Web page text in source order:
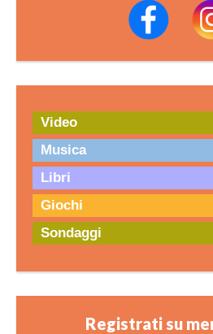
Video
Musica
Libri
Giochi
Sondaggi
Registrati su